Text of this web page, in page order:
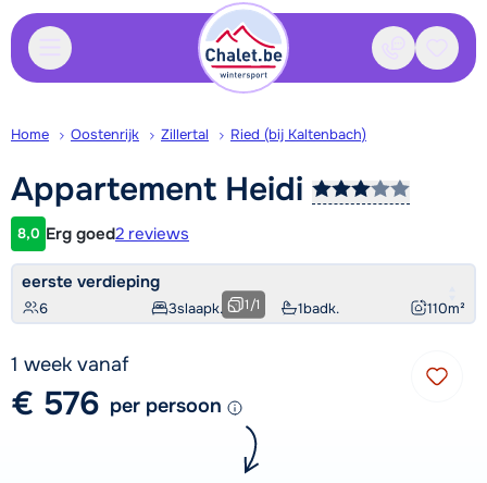
Contact
Home Oostenrijk Zillertal Ried (bij Kaltenbach)
Appartement Heidi
Klantwaardering
8,0 Erg goed2 reviews
eerste verdieping
6 3slaapk. 1badk. 110m²
1/1
1 week vanaf
€ 576 per persoon